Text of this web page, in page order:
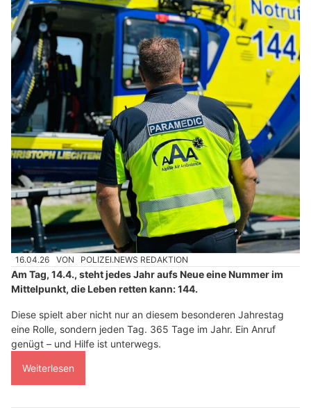
16.04.26 VON POLIZEI.NEWS REDAKTION
Am Tag, 14.4., steht jedes Jahr aufs Neue eine Nummer im
Mittelpunkt, die Leben retten kann: 144.
Diese spielt aber nicht nur an diesem besonderen Jahrestag
eine Rolle, sondern jeden Tag. 365 Tage im Jahr. Ein Anruf
genügt – und Hilfe ist unterwegs.
Weiterlesen